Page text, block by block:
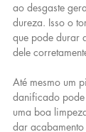
ao desgaste
dureza. Isso o
que pode durar
dele
Até mesmo um
danificado
uma boa
dar